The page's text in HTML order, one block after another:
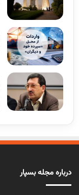
درباره مجله بسپار